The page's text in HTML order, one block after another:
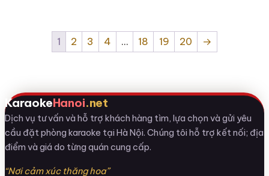
1 2 3 4 … 18 19 20 →
KaraokeHanoi.net
Dịch vụ tư vấn và hỗ trợ khách hàng tìm, lựa chọn và gửi yêu
cầu đặt phòng karaoke tại Hà Nội. Chúng tôi hỗ trợ kết nối; địa
điểm và giá do từng quán cung cấp.
“Nơi cảm xúc thăng hoa”